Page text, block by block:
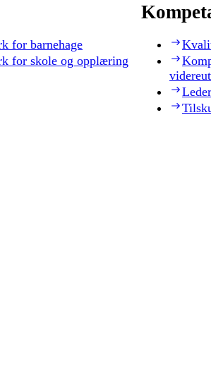
for barnehage
for skole og opplæring